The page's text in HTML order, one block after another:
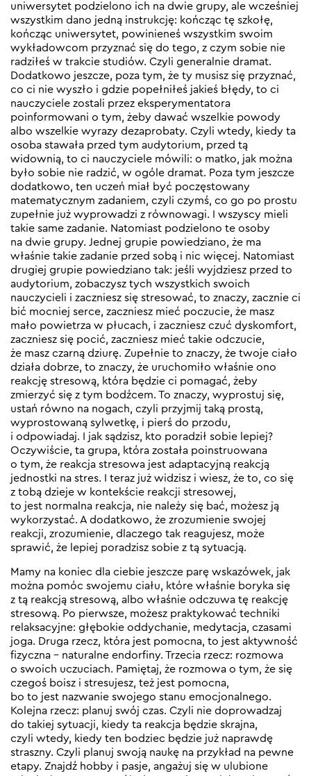
uniwersytet podzielono ich na dwie grupy, ale wcześniej
wszystkim dano jedną instrukcję: kończąc tę szkołę,
kończąc uniwersytet, powinieneś wszystkim swoim
wykładowcom przyznać się do tego, z czym sobie nie
radziłeś w trakcie studiów. Czyli generalnie dramat.
Dodatkowo jeszcze, poza tym, że ty musisz się przyznać,
co ci nie wyszło i gdzie popełniłeś jakieś błędy, to ci
nauczyciele zostali przez eksperymentatora
poinformowani o tym, żeby dawać wszelkie powody
albo wszelkie wyrazy dezaprobaty. Czyli wtedy, kiedy ta
osoba stawała przed tym audytorium, przed tą
widownią, to ci nauczyciele mówili: o matko, jak można
było sobie nie radzić, w ogóle dramat. Poza tym jeszcze
dodatkowo, ten uczeń miał być poczęstowany
matematycznym zadaniem, czyli czymś, co go po prostu
zupełnie już wyprowadzi z równowagi. I wszyscy mieli
takie same zadanie. Natomiast podzielono te osoby
na dwie grupy. Jednej grupie powiedziano, że ma
właśnie takie zadanie przed sobą i nic więcej. Natomiast
drugiej grupie powiedziano tak: jeśli wyjdziesz przed to
audytorium, zobaczysz tych wszystkich swoich
nauczycieli i zaczniesz się stresować, to znaczy, zacznie ci
bić mocniej serce, zaczniesz mieć poczucie, że masz
mało powietrza w płucach, i zaczniesz czuć dyskomfort,
zaczniesz się pocić, zaczniesz mieć takie odczucie,
że masz czarną dziurę. Zupełnie to znaczy, że twoje ciało
działa dobrze, to znaczy, że uruchomiło właśnie ono
reakcję stresową, która będzie ci pomagać, żeby
zmierzyć się z tym bodźcem. To znaczy, wyprostuj się,
ustań równo na nogach, czyli przyjmij taką prostą,
wyprostowaną sylwetkę, i pierś do przodu,
i odpowiadaj. I jak sądzisz, kto poradził sobie lepiej?
Oczywiście, ta grupa, która została poinstruowana
o tym, że reakcja stresowa jest adaptacyjną reakcją
jednostki na stres. I teraz już widzisz i wiesz, że to, co się
z tobą dzieje w kontekście reakcji stresowej,
to jest normalna reakcja, nie należy się bać, możesz ją
wykorzystać. A dodatkowo, że zrozumienie swojej
reakcji, zrozumienie, dlaczego tak reagujesz, może
sprawić, że lepiej poradzisz sobie z tą sytuacją.
Mamy na koniec dla ciebie jeszcze parę wskazówek, jak
można pomóc swojemu ciału, które właśnie boryka się
z tą reakcją stresową, albo właśnie odczuwa tę reakcję
stresową. Po pierwsze, możesz praktykować techniki
relaksacyjne: głębokie oddychanie, medytacja, czasami
joga. Druga rzecz, która jest pomocna, to jest aktywność
fizyczna – naturalne endorfiny. Trzecia rzecz: rozmowa
o swoich uczuciach. Pamiętaj, że rozmowa o tym, że się
czegoś boisz i stresujesz, też jest pomocna,
bo to jest nazwanie swojego stanu emocjonalnego.
Kolejna rzecz: planuj swój czas. Czyli nie doprowadzaj
do takiej sytuacji, kiedy ta reakcja będzie skrajna,
czyli wtedy, kiedy ten bodziec będzie już naprawdę
straszny. Czyli planuj swoją naukę na przykład na pewne
etapy. Znajdź hobby i pasje, angażuj się w ulubione